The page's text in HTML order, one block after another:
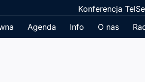
Konferencja
Agenda Info O nas